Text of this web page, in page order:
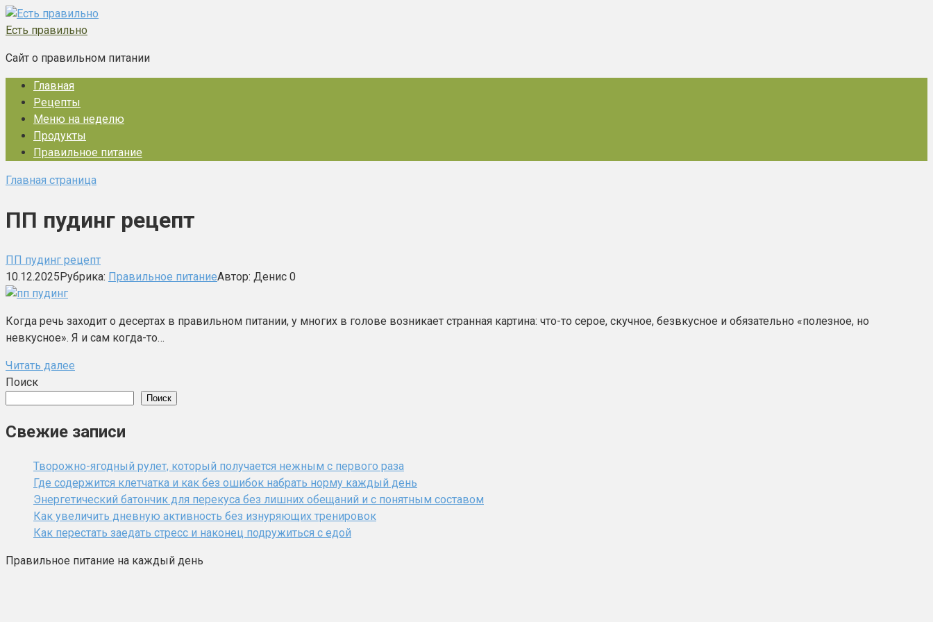
Перейти
к
Есть правильно
Сайт о правильном питании
Главная
Рецепты
Меню на неделю
Продукты
Правильное питание
Главная страница
ПП пудинг рецепт
ПП пудинг рецепт
10.12.2025Рубрика: Правильное питаниеАвтор: Денис 0
Когда речь заходит о десертах в правильном питании, у многих в голове возникает странная картина: что-то серое, скучное, безвкусное и обязательно «полезное, но
невкусное». Я и сам когда-то…
Читать далее
Поиск
Поиск
Свежие записи
Творожно-ягодный рулет, который получается нежным с первого раза
Где содержится клетчатка и как без ошибок набрать норму каждый день
Энергетический батончик для перекуса без лишних обещаний и с понятным составом
Как увеличить дневную активность без изнуряющих тренировок
Как перестать заедать стресс и наконец подружиться с едой
Правильное питание на каждый день